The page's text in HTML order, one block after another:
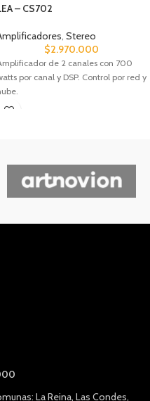
– CS702
Stereo
$2.970.000
de 2 canales con 700
por canal y DSP. Control por red y
La Reina, Las Condes,